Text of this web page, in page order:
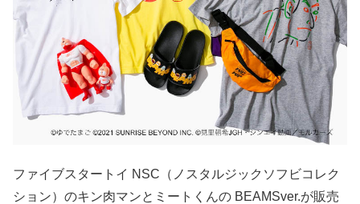
ファイブスタートイ NSC（ノスタルジックソフビコレク
ション）のキン肉マンとミートくんの BEAMSver.が販売